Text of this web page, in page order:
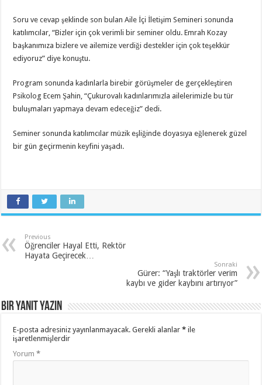
Soru ve cevap şeklinde son bulan Aile İçi İletişim Semineri sonunda
katılımcılar, “Bizler için çok verimli bir seminer oldu. Emrah Kozay
başkanımıza bizlere ve ailemize verdiği destekler için çok teşekkür
ediyoruz” diye konuştu.
Program sonunda kadınlarla birebir görüşmeler de gerçekleştiren
Psikolog Ecem Şahin, “Çukurovalı kadınlarımızla ailelerimizle bu tür
buluşmaları yapmaya devam edeceğiz” dedi.
Seminer sonunda katılımcılar müzik eşliğinde doyasıya eğlenerek güzel
bir gün geçirmenin keyfini yaşadı.
Previous
Öğrenciler Hayal Etti, Rektör
Hayata Geçirecek…
Sonraki
Gürer: “Yaşlı traktörler verim
kaybı ve gider kaybını artırıyor”
Bir yanıt yazın
E-posta adresiniz yayınlanmayacak. Gerekli alanlar* ile
işaretlenmişlerdir
Yorum*